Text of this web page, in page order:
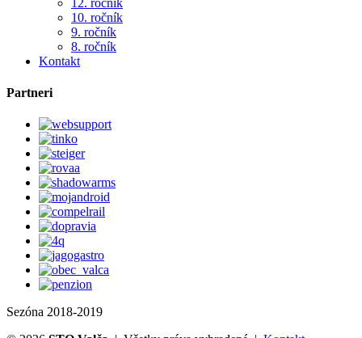
10. ročník
9. ročník
8. ročník
Kontakt
Partneri
Sezóna 2018-2019